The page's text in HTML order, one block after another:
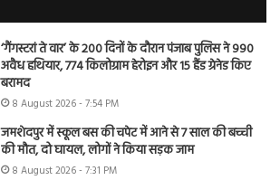
‘गैंगस्टरां ते वार’ के 200 दिनों के दौरान पंजाब पुलिस ने 990
अवैध हथियार, 774 किलोग्राम हेरोइन और 15 हैंड ग्रेनेड किए
बरामद
8 August 2026 - 7:54 PM
जमशेदपुर में स्कूल बस की चपेट में आने से 7 साल की बच्ची
की मौत, दो घायल, लोगों ने किया सड़क जाम
8 August 2026 - 7:31 PM